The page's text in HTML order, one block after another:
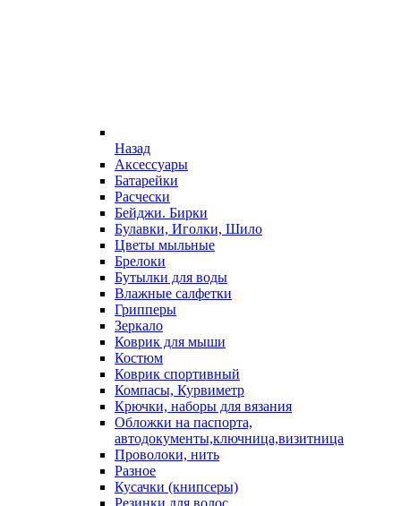
Назад
Аксессуары
Батарейки
Расчески
Бейджи. Бирки
Булавки, Иголки, Шило
Цветы мыльные
Брелоки
Бутылки для воды
Влажные салфетки
Грипперы
Зеркало
Коврик для мыши
Костюм
Коврик спортивный
Компасы, Курвиметр
Крючки, наборы для вязания
Обложки на паспорта,
автодокументы,ключница,визитница
Проволоки, нить
Разное
Кусачки (книпсеры)
Резинки для волос